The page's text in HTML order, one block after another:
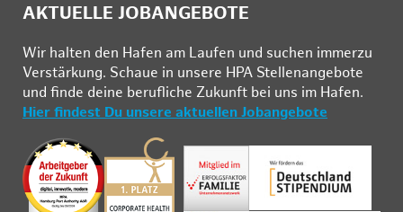
AKTUELLE JOBANGEBOTE
Wir hal­ten den Ha­fen am Lau­fen und su­chen im­mer­zu
Ver­stär­kung. Schau­e in un­se­re HPA Stel­len­an­ge­bo­te
und fin­de deine be­ruf­li­che Zu­kunft bei uns im Ha­fen.
Hier findest Du unsere aktuellen Jobangebote